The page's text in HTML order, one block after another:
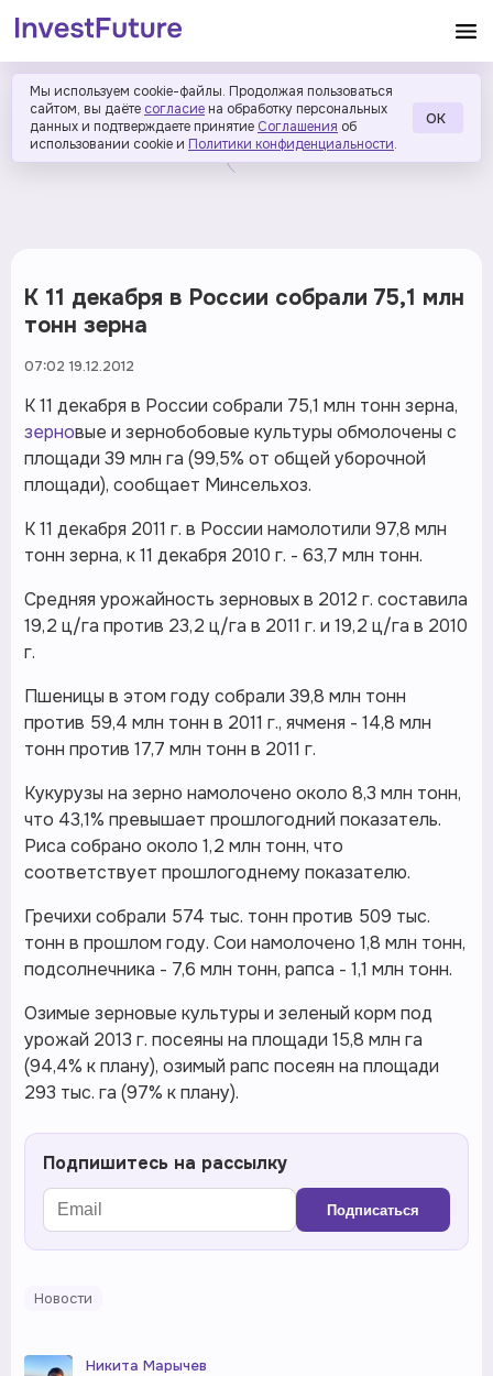
Мы используем cookie-файлы. Продолжая пользоваться
сайтом, вы даёте согласие на обработку персональных
данных и подтверждаете принятие Соглашения об
использовании cookie и Политики конфиденциальности.
ОК
К 11 декабря в России собрали 75,1 млн
тонн зерна
07:02 19.12.2012
К 11 декабря в России собрали 75,1 млн тонн зерна,
зерновые и зернобобовые культуры обмолочены c
площади 39 млн га (99,5% от общей уборочной
площади), сообщает Минсельхоз.
К 11 декабря 2011 г. в России намолотили 97,8 млн
тонн зерна, к 11 декабря 2010 г. - 63,7 млн тонн.
Средняя урожайность зерновых в 2012 г. составила
19,2 ц/га против 23,2 ц/га в 2011 г. и 19,2 ц/га в 2010
г.
Пшеницы в этом году собрали 39,8 млн тонн
против 59,4 млн тонн в 2011 г., ячменя - 14,8 млн
тонн против 17,7 млн тонн в 2011 г.
Кукурузы на зерно намолочено около 8,3 млн тонн,
что 43,1% превышает прошлогодний показатель.
Риса собрано около 1,2 млн тонн, что
соответствует прошлогоднему показателю.
Гречихи собрали 574 тыс. тонн против 509 тыс.
тонн в прошлом году. Сои намолочено 1,8 млн тонн,
подсолнечника - 7,6 млн тонн, рапса - 1,1 млн тонн.
Озимые зерновые культуры и зеленый корм под
урожай 2013 г. посеяны на площади 15,8 млн га
(94,4% к плану), озимый рапс посеян на площади
293 тыс. га (97% к плану).
Подпишитесь на рассылку
Подписаться
Новости
Никита Марычев